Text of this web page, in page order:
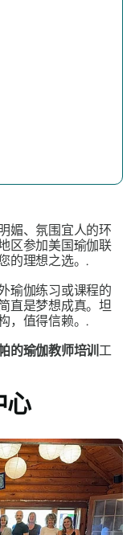
媚、氛围宜人的环
区参加美国瑜伽联
的理想之选。.
瑜伽练习或课程的
直是梦想成真。坦
，值得信赖。.
的瑜伽教师培训工
心